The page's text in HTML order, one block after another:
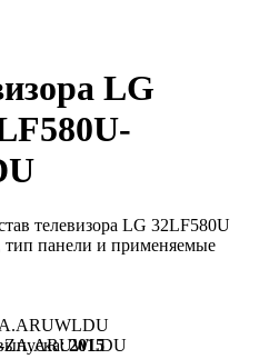
LG
телевизора LG 32LF580U
панели и применяемые
2015